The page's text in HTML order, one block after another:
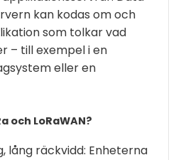
kan kodas om och
som tolkar vad
– till exempel i en
eller en
och LoRaWAN?
lång räckvidd: Enheterna